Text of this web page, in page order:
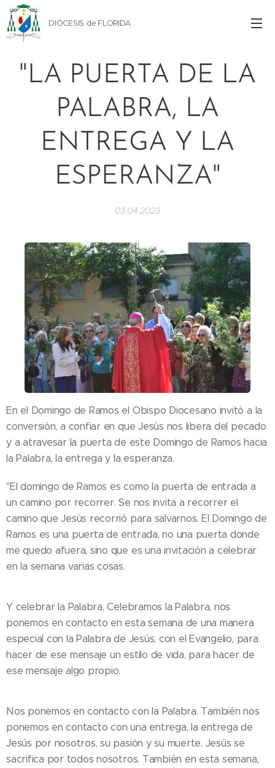
DIÓCESIS de FLORIDA
"LA PUERTA DE LA
PALABRA, LA
ENTREGA Y LA
ESPERANZA"
03.04.2023
En el Domingo de Ramos el Obispo Diocesano invitó a la
conversión, a confiar en que Jesús nos libera del pecado
y a atravesar la puerta de este Domingo de Ramos hacia
la Palabra, la entrega y la esperanza.
"El domingo de Ramos es como la puerta de entrada a
un camino por recorrer. Se nos invita a recorrer el
camino que Jesús recorrió para salvarnos. El Domingo de
Ramos es una puerta de entrada, no una puerta donde
me quedo afuera, sino que es una invitación a celebrar
en la semana varias cosas.
Y celebrar la Palabra. Celebramos la Palabra, nos
ponemos en contacto en esta semana de una manera
especial con la Palabra de Jesús, con el Evangelio, para
hacer de ese mensaje un estilo de vida, para hacer de
ese mensaje algo propio.
Nos ponemos en contacto con la Palabra. También nos
ponemos en contacto con una entrega, la entrega de
Jesús por nosotros, su pasión y su muerte. Jesús se
sacrifica por todos nosotros. También en esta semana,